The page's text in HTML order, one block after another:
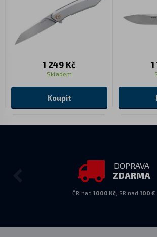
1 249 Kč
Skladem
Koupit
DOPRAVA
ZDARMA
ČR nad 1000 Kč, SR nad 100 €